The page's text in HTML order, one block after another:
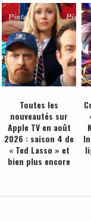
Toutes les
nouveautés sur
Apple TV en août
2026 : saison 4 de
« Ted Lasso » et
bien plus encore